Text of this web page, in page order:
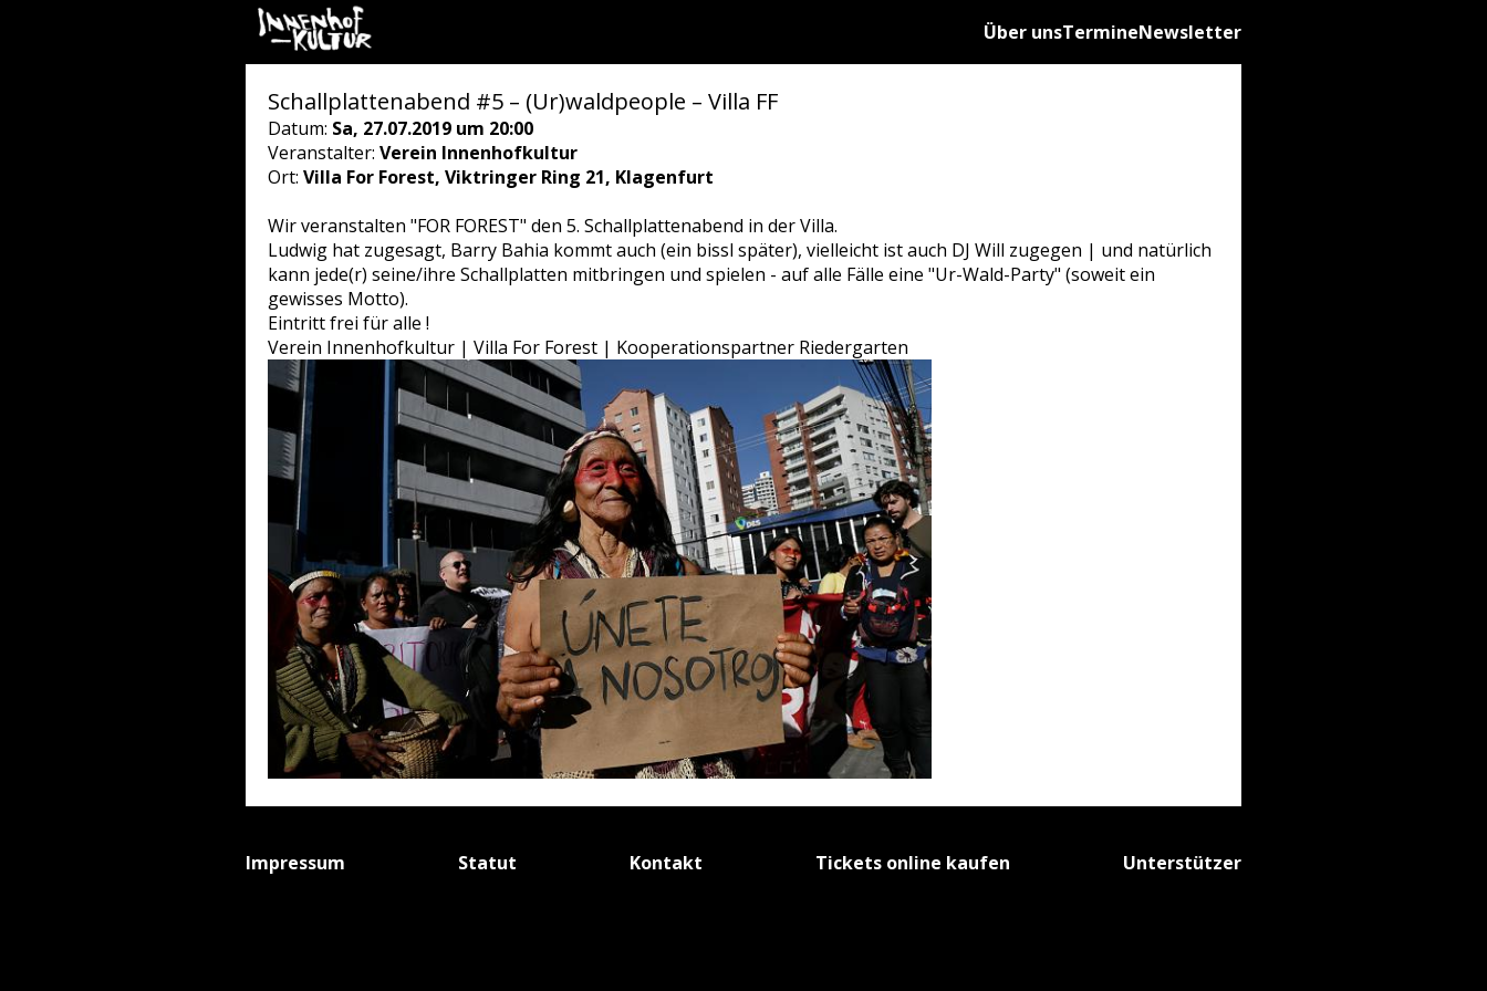
Über unsTermineNewsletter
Schallplattenabend #5 – (Ur)waldpeople – Villa FF
Datum: Sa, 27.07.2019 um 20:00
Veranstalter: Verein Innenhofkultur
Ort: Villa For Forest, Viktringer Ring 21, Klagenfurt
Wir veranstalten "FOR FOREST" den 5. Schallplattenabend in der Villa.
Ludwig hat zugesagt, Barry Bahia kommt auch (ein bissl später), vielleicht ist auch DJ Will zugegen | und natürlich
kann jede(r) seine/ihre Schallplatten mitbringen und spielen - auf alle Fälle eine "Ur-Wald-Party" (soweit ein
gewisses Motto).
Eintritt frei für alle !
Verein Innenhofkultur | Villa For Forest | Kooperationspartner Riedergarten
Impressum Statut Kontakt Tickets online kaufen Unterstützer